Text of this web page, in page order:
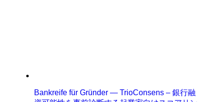
Bankreife für Gründer — TrioConsens – 銀行融